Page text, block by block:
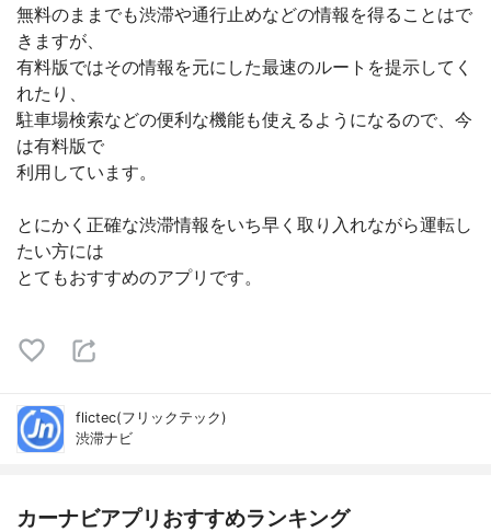
無料のままでも渋滞や通行止めなどの情報を得ることはで
きますが、
有料版ではその情報を元にした最速のルートを提示してく
れたり、
駐車場検索などの便利な機能も使えるようになるので、今
は有料版で
利用しています。
とにかく正確な渋滞情報をいち早く取り入れながら運転し
たい方には
とてもおすすめのアプリです。
flictec(フリックテック)
渋滞ナビ
カーナビアプリおすすめランキング